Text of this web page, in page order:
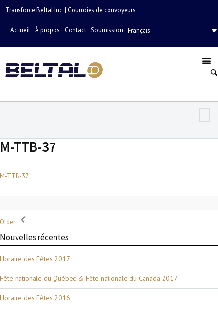
Transforce Beltal Inc. | Courroies de convoyeurs
Accueil À propos Contact Soumission Français
M-TTB-37
M-TTB-37
Older
Nouvelles récentes
Horaire des Fêtes 2017
Fête nationale du Québec & Fête nationale du Canada 2017
Horaire des Fêtes 2016